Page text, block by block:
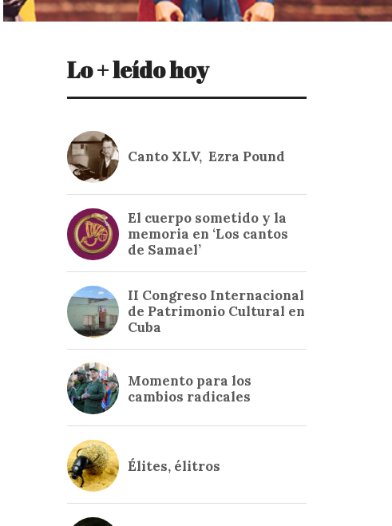
Lo + leído hoy